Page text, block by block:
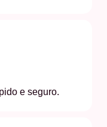
e seguro.